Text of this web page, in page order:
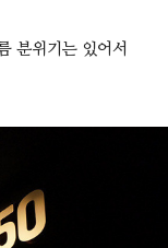
분위기는 있어서